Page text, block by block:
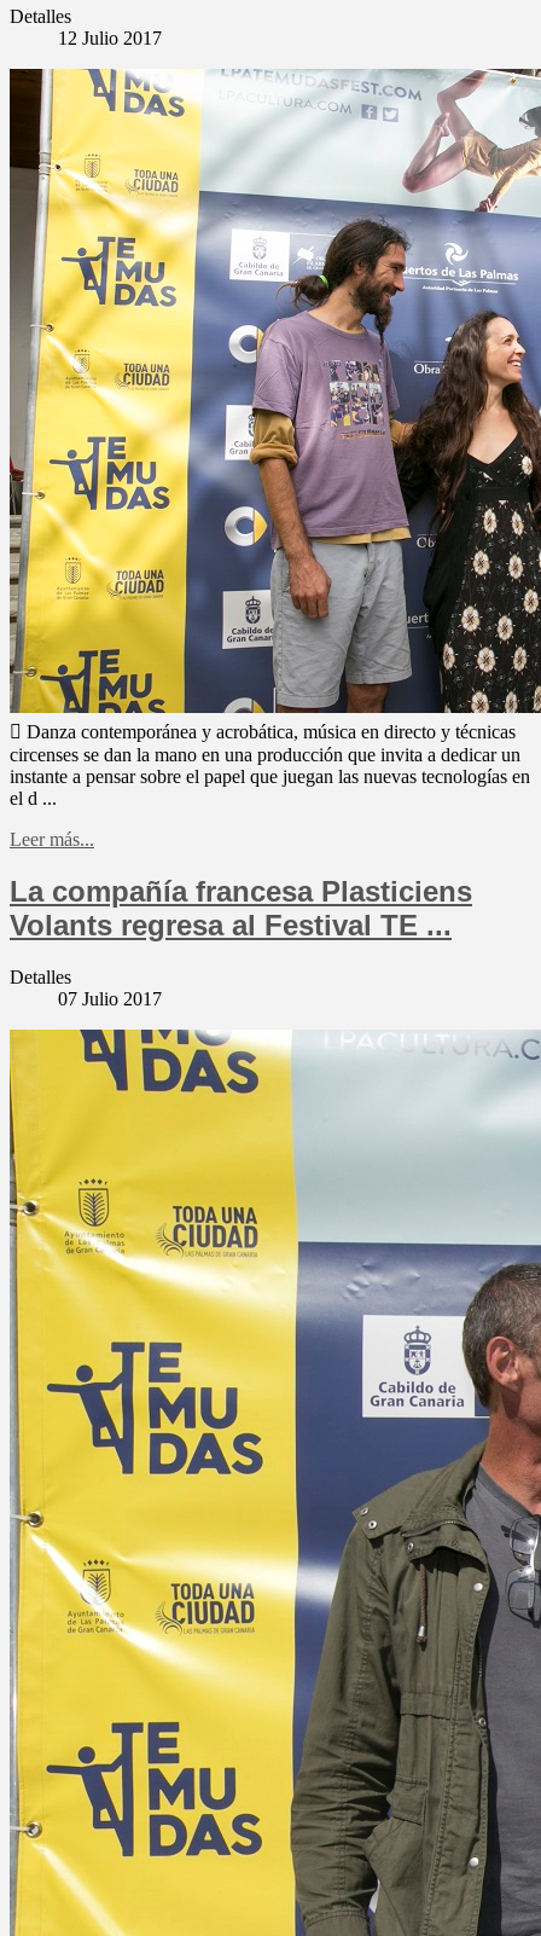
Detalles
12 Julio 2017
 Danza contemporánea y acrobática, música en directo y técnicas
circenses se dan la mano en una producción que invita a dedicar un
instante a pensar sobre el papel que juegan las nuevas tecnologías en
el d ...
Leer más...
La compañía francesa Plasticiens
Volants regresa al Festival TE ...
Detalles
07 Julio 2017